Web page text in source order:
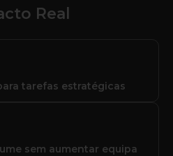
Real
tarefas estratégicas
sem aumentar equipa